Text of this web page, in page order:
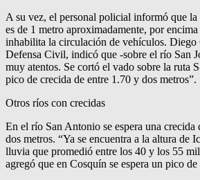
A su vez, el personal policial informó que la
es de 1 metro aproximadamente, por
inhabilita la circulación de vehículos. Diego
Defensa Civil, indicó que -sobre el río San
muy atentos. Se cortó el vado sobre la ruta
pico de crecida de entre 1.70 y dos metros”.
Otros ríos con crecidas
En el río San Antonio se espera una crecida
dos metros. “Ya se encuentra a la altura de
lluvia que promedió entre los 40 y los 55
agregó que en Cosquín se espera un pico